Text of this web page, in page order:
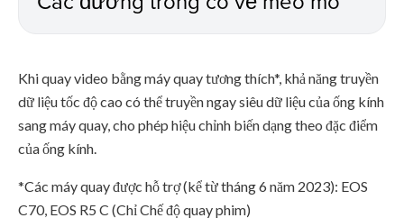
Khi quay video bằng máy quay tương thích*, khả năng truyền
dữ liệu tốc độ cao có thể truyền ngay siêu dữ liệu của ống kính
sang máy quay, cho phép hiệu chỉnh biến dạng theo đặc điểm
của ống kính.
*Các máy quay được hỗ trợ (kể từ tháng 6 năm 2023): EOS
C70, EOS R5 C (Chỉ Chế độ quay phim)